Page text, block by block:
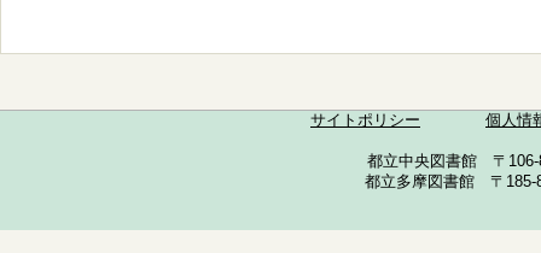
サイトポリシー 個人情
都立中央図書館 〒
都立多摩図書館 〒185-